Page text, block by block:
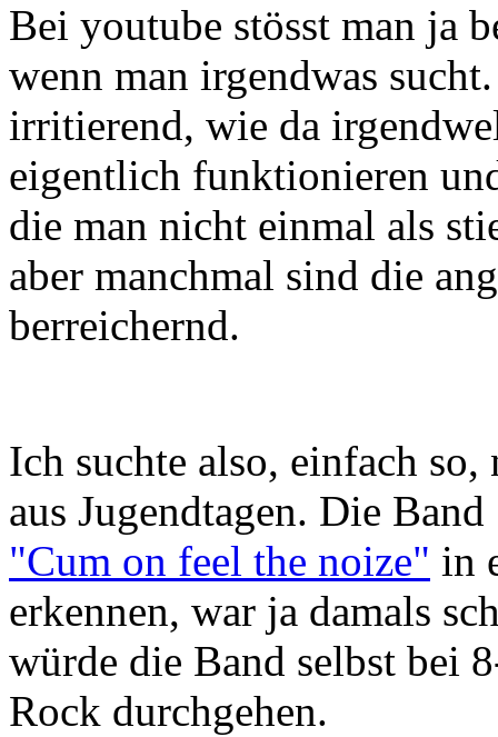
Bei youtube stösst man ja
wenn man irgendwas
irritierend, wie da
eigentlich funktionieren
die man nicht einmal als
aber manchmal sind die
berreichernd.
Ich suchte also, einfach
aus Jugendtagen. Die
"Cum on feel the noize" in
erkennen, war ja damals
würde die Band selbst bei
Rock durchgehen.